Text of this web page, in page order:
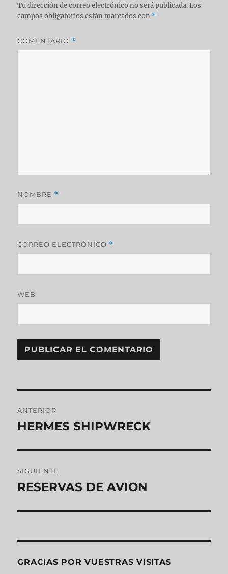
Tu dirección de correo electrónico no será publicada. Los
campos obligatorios están marcados con *
COMENTARIO *
NOMBRE *
CORREO ELECTRÓNICO *
WEB
ANTERIOR
HERMES SHIPWRECK
SIGUIENTE
RESERVAS DE AVION
GRACIAS POR VUESTRAS VISITAS